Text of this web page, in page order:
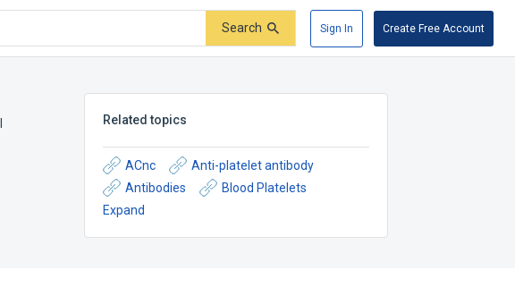
Search Sign In Create Free Account
Related topics
ACnc
Anti-platelet antibody
Antibodies
Blood Platelets
Expand